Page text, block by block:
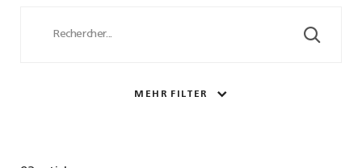
MEHR FILTER